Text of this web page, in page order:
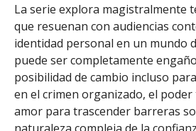
La serie explora magistralmente
que resuenan con audiencias
identidad personal en un mundo
puede ser completamente
posibilidad de cambio incluso
en el crimen organizado, el
amor para trascender barreras